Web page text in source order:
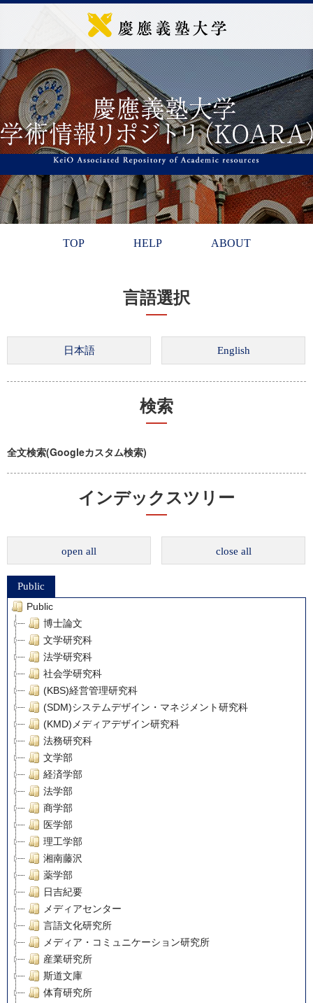
TOP HELP ABOUT
言語選択
検索
全文検索(Googleカスタム検索)
インデックスツリー
open all close all
Public
Public
博士論文
文学研究科
法学研究科
社会学研究科
(KBS)経営管理研究科
(SDM)システムデザイン・マネジメント研究科
(KMD)メディアデザイン研究科
法務研究科
文学部
経済学部
法学部
商学部
医学部
理工学部
湘南藤沢
薬学部
日吉紀要
メディアセンター
言語文化研究所
メディア・コミュニケーション研究所
産業研究所
斯道文庫
体育研究所